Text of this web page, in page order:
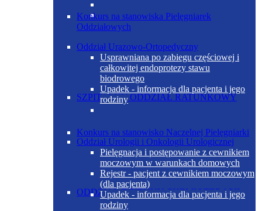
SZPITALNY ODDZIAŁ RATUNKOWY
ODDZIAŁ DZIENNY CHEMIOTERAPII
Oddział Urazowo-Ortopedyczny
Usprawniana po zabiegu częściowej i
całkowitej endoprotezy stawu
biodrowego
Upadek - informacja dla pacjenta i jego
rodziny
Oddział Urologii i Onkologii Urologicznej
Pielęgnacja i postępowanie z cewnikiem
moczowym w warunkach domowych
Rejestr - pacjent z cewnikiem moczowym
(dla pacjenta)
Upadek - informacja dla pacjenta i jego
rodziny
Konkurs na stanowiska Pielęgniarek
Oddziałowych
Konkurs na stanowisko Naczelnej Pielęgniarki